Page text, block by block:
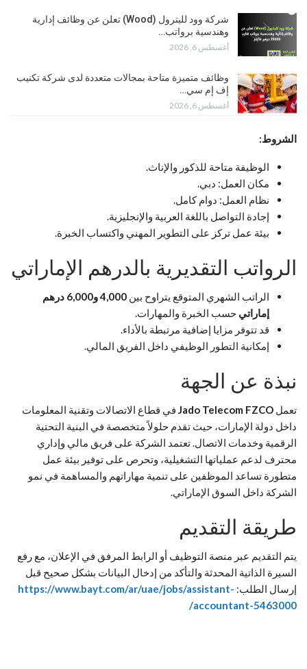
شركة وود للبترول (Wood) تعلن عن وظائف إدارية
وهندسية برواتب…
أغسطس 6, 2026
وظائف متميزة متاحة بمجالات متعددة لدى شركة تكنيب
إف إم سي…
أغسطس 6, 2026
الشروط:
الوظيفة متاحة للذكور والإناث.
مكان العمل: دبي.
نظام العمل: دوام كامل.
إجادة التواصل باللغة العربية والإنجليزية.
بيئة عمل تركز على التطوير المهني واكتساب الخبرة.
الرواتب التقديرية بالدرهم الإماراتي
الراتب الشهري المتوقع يتراوح بين
4,000 و6,000 درهم
إماراتي حسب الخبرة والمهارات.
قد تتوفر مزايا إضافية مرتبطة بالأداء.
إمكانية التطور الوظيفي داخل الفريق المالي.
نبذة عن الجهة
تعمل Jado Telecom FZCO في قطاع الاتصالات وتقنية المعلومات
داخل دولة الإمارات، حيث تقدم حلولاً متخصصة في البنية التحتية
الرقمية وخدمات الاتصال. تعتمد الشركة على فريق مالي وإداري
محترف لدعم عملياتها التشغيلية، وتحرص على توفير بيئة عمل
متطورة تساعد الموظفين على تنمية مهاراتهم والمساهمة في نمو
الشركة داخل السوق الإماراتي.
طريقة التقديم
يتم التقديم عبر منصة التوظيف أو الرابط المرفق في الإعلان، مع رفع
السيرة الذاتية المحدثة والتأكد من إدخال البيانات بشكل صحيح قبل
إرسال الطلب: https://www.bayt.com/ar/uae/jobs/assistant-
accountant-5463000/